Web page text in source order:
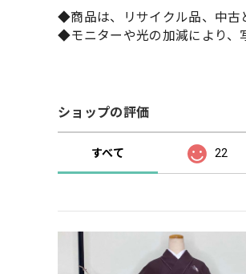
◆商品は、リサイクル品、中古
◆モニターや光の加減により、
ショップの評価
すべて 22